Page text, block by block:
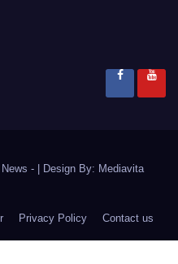
- Design By: Mediavita
Privacy Policy Contact us